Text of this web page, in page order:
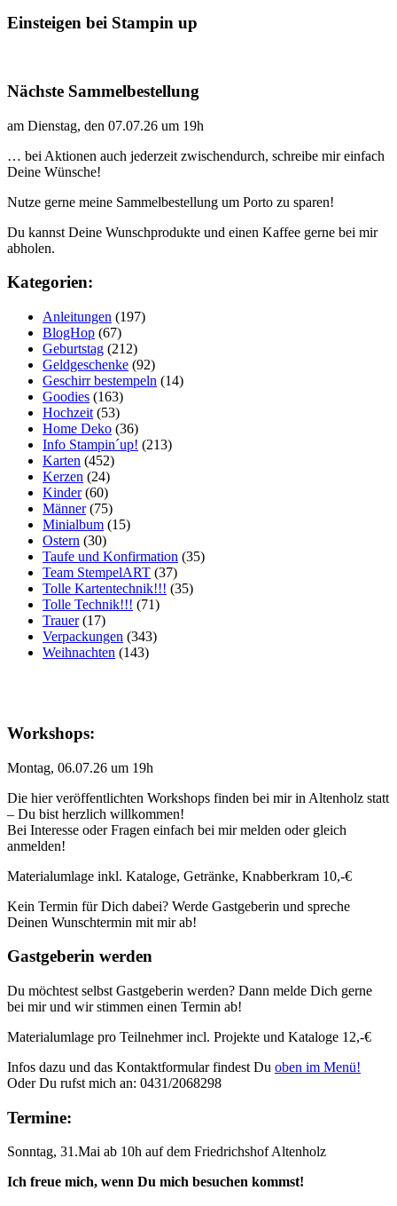
Einsteigen bei Stampin up
Nächste Sammelbestellung
am Dienstag, den 07.07.26 um 19h
… bei Aktionen auch jederzeit zwischendurch, schreibe mir einfach
Deine Wünsche!
Nutze gerne meine Sammelbestellung um Porto zu sparen!
Du kannst Deine Wunschprodukte und einen Kaffee gerne bei mir
abholen.
Kategorien:
Anleitungen (197)
BlogHop (67)
Geburtstag (212)
Geldgeschenke (92)
Geschirr bestempeln (14)
Goodies (163)
Hochzeit (53)
Home Deko (36)
Info Stampin´up! (213)
Karten (452)
Kerzen (24)
Kinder(60)
Männer(75)
Minialbum (15)
Ostern (30)
Taufe und Konfirmation (35)
Team StempelART (37)
Tolle Kartentechnik!!! (35)
Tolle Technik!!! (71)
Trauer(17)
Verpackungen (343)
Weihnachten (143)
Workshops:
Montag, 06.07.26 um 19h
Die hier veröffentlichten Workshops finden bei mir in Altenholz statt
– Du bist herzlich willkommen!
Bei Interesse oder Fragen einfach bei mir melden oder gleich
anmelden!
Materialumlage inkl. Kataloge, Getränke, Knabberkram 10,-€
Kein Termin für Dich dabei? Werde Gastgeberin und spreche
Deinen Wunschtermin mit mir ab!
Gastgeberin werden
Du möchtest selbst Gastgeberin werden? Dann melde Dich gerne
bei mir und wir stimmen einen Termin ab!
Materialumlage pro Teilnehmer incl. Projekte und Kataloge 12,-€
Infos dazu und das Kontaktformular findest Du oben im Menü!
Oder Du rufst mich an: 0431/2068298
Termine:
Sonntag, 31.Mai ab 10h auf dem Friedrichshof Altenholz
Ich freue mich, wenn Du mich besuchen kommst!